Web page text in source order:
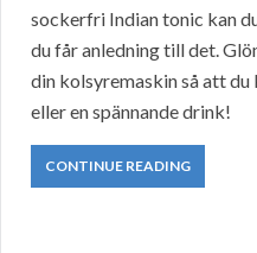
sockerfri Indian tonic kan
du får anledning till det.
din kolsyremaskin så att du
eller en spännande drink!
CONTINUE READING